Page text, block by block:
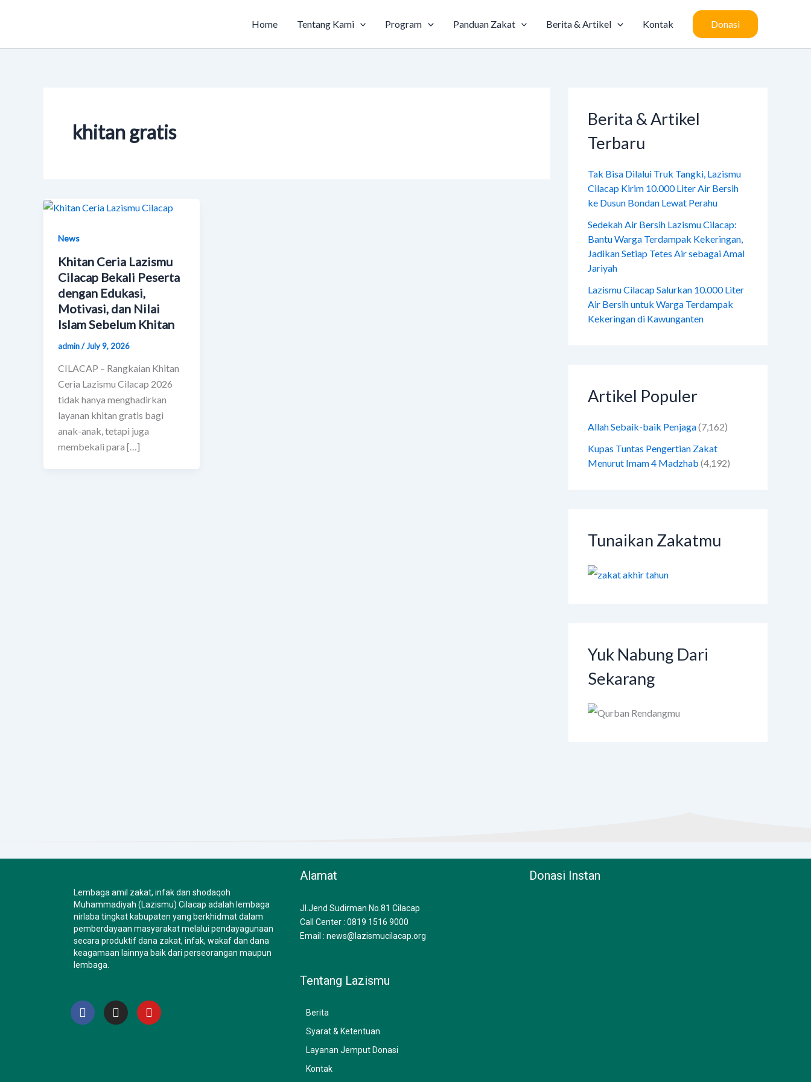
Home Tentang Kami Program Panduan Zakat Berita & Artikel Kontak Donasi
khitan gratis
News
Khitan Ceria Lazismu
Cilacap Bekali Peserta
dengan Edukasi,
Motivasi, dan Nilai
Islam Sebelum Khitan
admin/July 9, 2026
CILACAP – Rangkaian Khitan
Ceria Lazismu Cilacap 2026
tidak hanya menghadirkan
layanan khitan gratis bagi
anak-anak, tetapi juga
membekali para […]
Berita & Artikel
Terbaru
Tak Bisa Dilalui Truk Tangki, Lazismu
Cilacap Kirim 10.000 Liter Air Bersih
ke Dusun Bondan Lewat Perahu
Sedekah Air Bersih Lazismu Cilacap:
Bantu Warga Terdampak Kekeringan,
Jadikan Setiap Tetes Air sebagai Amal
Jariyah
Lazismu Cilacap Salurkan 10.000 Liter
Air Bersih untuk Warga Terdampak
Kekeringan di Kawunganten
Artikel Populer
Allah Sebaik-baik Penjaga(7,162)
Kupas Tuntas Pengertian Zakat
Menurut Imam 4 Madzhab (4,192)
Tunaikan Zakatmu
Yuk Nabung Dari
Sekarang
Lembaga amil zakat, infak dan shodaqoh
Muhammadiyah (Lazismu) Cilacap adalah lembaga
nirlaba tingkat kabupaten yang berkhidmat dalam
pemberdayaan masyarakat melalui pendayagunaan
secara produktif dana zakat, infak, wakaf dan dana
keagamaan lainnya baik dari perseorangan maupun
lembaga.
F
a
c
I
n
s
Y
o
u
Alamat
Jl.Jend Sudirman No.81 Cilacap
Call Center : 0819 1516 9000
Email : news@lazismucilacap.org
Tentang Lazismu
Berita
Syarat & Ketentuan
Layanan Jemput Donasi
Kontak
Donasi Instan